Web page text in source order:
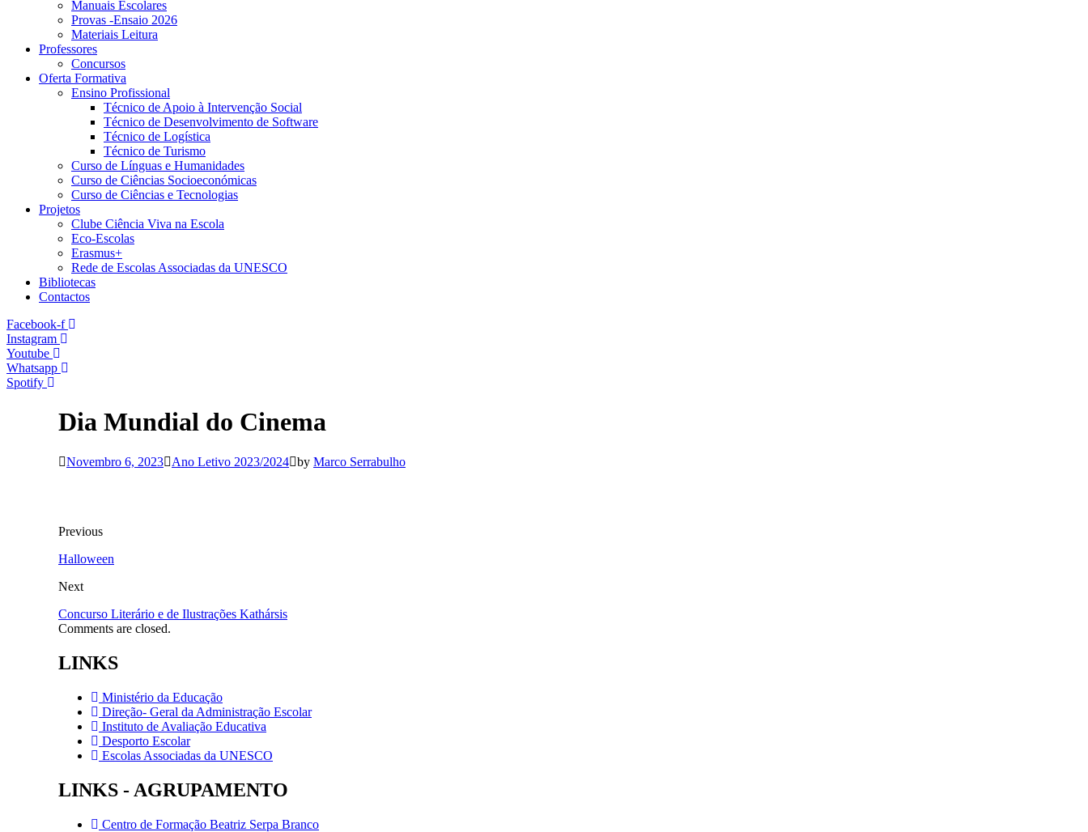
Manuais Escolares
Provas -Ensaio 2026
Materiais Leitura
Professores
Concursos
Oferta Formativa
Ensino Profissional
Técnico de Apoio à Intervenção Social
Técnico de Desenvolvimento de Software
Técnico de Logística
Técnico de Turismo
Curso de Línguas e Humanidades
Curso de Ciências Socioeconómicas
Curso de Ciências e Tecnologias
Projetos
Clube Ciência Viva na Escola
Eco-Escolas
Erasmus+
Rede de Escolas Associadas da UNESCO
Bibliotecas
Contactos
Facebook-f
Instagram
Youtube
Whatsapp
Spotify
Dia Mundial do Cinema
Novembro 6, 2023 Ano Letivo 2023/2024 by Marco Serrabulho
Previous
Halloween
Next
Concurso Literário e de Ilustrações Kathársis
Comments are closed.
LINKS
Ministério da Educação
Direção- Geral da Administração Escolar
Instituto de Avaliação Educativa
Desporto Escolar
Escolas Associadas da UNESCO
LINKS - AGRUPAMENTO
Centro de Formação Beatriz Serpa Branco